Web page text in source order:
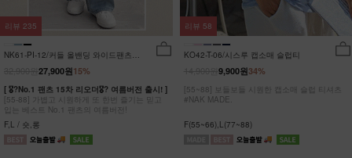
NK61-PI-12/커들 올밴딩 와이드팬츠
15%
27,900원
[ 🎖?No.1 팬츠 15차 리오더🎖? 여름버전 출시! ]
[55-88] 가볍고 시원하게 또 한번 즐기는 믿고
입는 베스트 No.1 팬츠의 여름버전!
F,L / 숏,롱
리뷰 235
KO42-T-06/시스루 캡소매 슬럽티
34%
9,900원
[55~88] 보들보들 시원한 캡소매 슬럽 티셔츠
#NAK MADE.
F(55~66),L(77~88)
리뷰 58